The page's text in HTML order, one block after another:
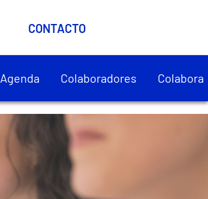
CONTACTO
Agenda Colaboradores Colabora